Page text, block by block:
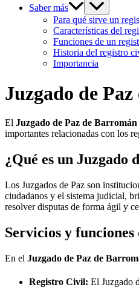
Saber más
Para qué sirve un
Características del
Funciones de un
Historia del registro
Importancia
Juzgado de Paz
El Juzgado de Paz de Barromán
importantes relacionadas con los
¿Qué es un Juzgado
Los Juzgados de Paz son
ciudadanos y el sistema judicial,
resolver disputas de forma ágil y
Servicios y funciones
En el Juzgado de Paz de
Registro Civil: El Juzgado